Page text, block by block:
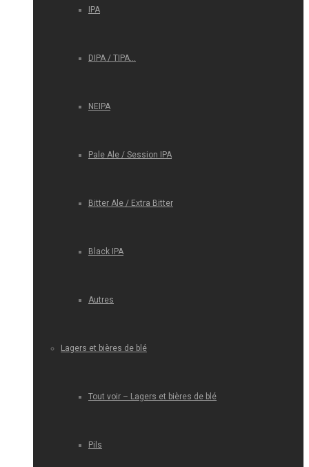
IPA
DIPA / TIPA…
NEIPA
Pale Ale / Session IPA
Bitter Ale / Extra Bitter
Black IPA
Autres
Lagers et bières de blé
Tout voir – Lagers et bières de blé
Pils